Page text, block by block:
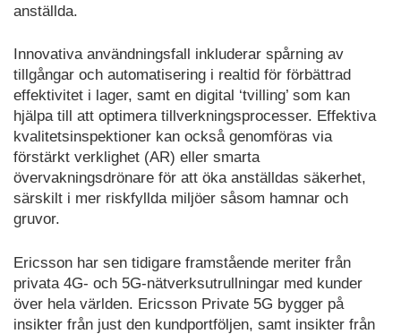
anställda.
Innovativa användningsfall inkluderar spårning av
tillgångar och automatisering i realtid för förbättrad
effektivitet i lager, samt en digital ‘tvilling’ som kan
hjälpa till att optimera tillverkningsprocesser. Effektiva
kvalitetsinspektioner kan också genomföras via
förstärkt verklighet (AR) eller smarta
övervakningsdrönare för att öka anställdas säkerhet,
särskilt i mer riskfyllda miljöer såsom hamnar och
gruvor.
Ericsson har sen tidigare framstående meriter från
privata 4G- och 5G-nätverksutrullningar med kunder
över hela världen. Ericsson Private 5G bygger på
insikter från just den kundportföljen, samt insikter från